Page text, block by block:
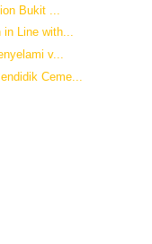
Bukit ...
in Line with...
v...
Ceme...